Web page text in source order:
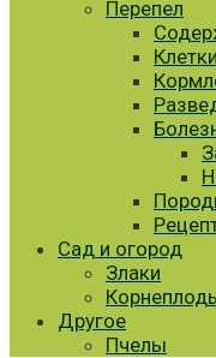
Перепел
Сад и огород
Злаки
Другое
Пчелы